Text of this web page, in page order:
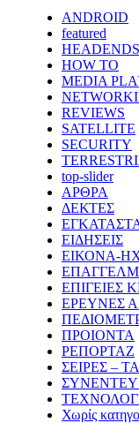
ANDROID
featured
HEADENDS
HOW TO
MEDIA
REVIEWS
SATELLITE
SECURITY
top-slider
ΑΡΘΡΑ
ΔΕΚΤΕΣ
ΕΙΔΗΣΕΙΣ
ΕΙΚΟΝΑ-
ΕΠΙΓΕΙΕΣ
ΕΡΕΥΝΕΣ
ΠΡΟΙΟΝΤΑ
ΡΕΠΟΡΤΑΖ
ΣΕΙΡΕΣ –
Χωρίς